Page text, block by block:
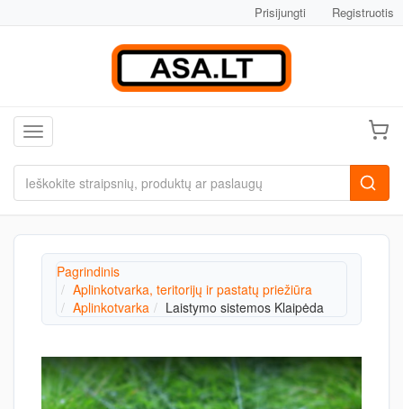
Prisijungti Registruotis
Toggle navigation
Pagrindinis
Aplinkotvarka, teritorijų ir pastatų priežiūra
Aplinkotvarka
Laistymo sistemos Klaipėda